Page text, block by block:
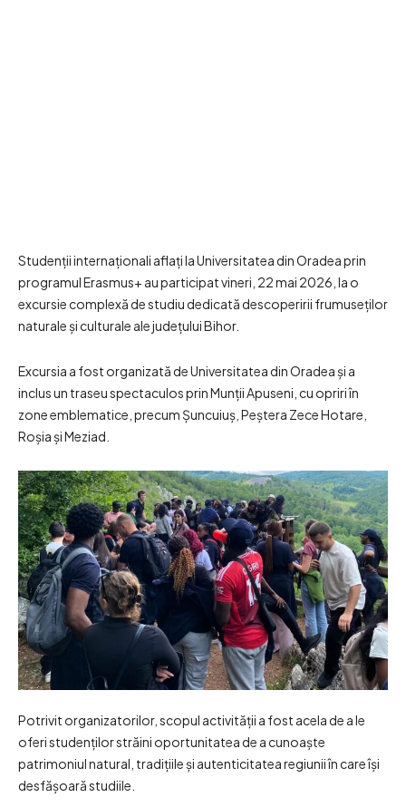
Studenții internaționali aflați la Universitatea din Oradea prin
programul Erasmus+ au participat vineri, 22 mai 2026, la o
excursie complexă de studiu dedicată descoperirii frumuseților
naturale și culturale ale județului Bihor.
Excursia a fost organizată de Universitatea din Oradea și a
inclus un traseu spectaculos prin Munții Apuseni, cu opriri în
zone emblematice, precum Șuncuiuș, Peștera Zece Hotare,
Roșia și Meziad.
Potrivit organizatorilor, scopul activității a fost acela de a le
oferi studenților străini oportunitatea de a cunoaște
patrimoniul natural, tradițiile și autenticitatea regiunii în care își
desfășoară studiile.